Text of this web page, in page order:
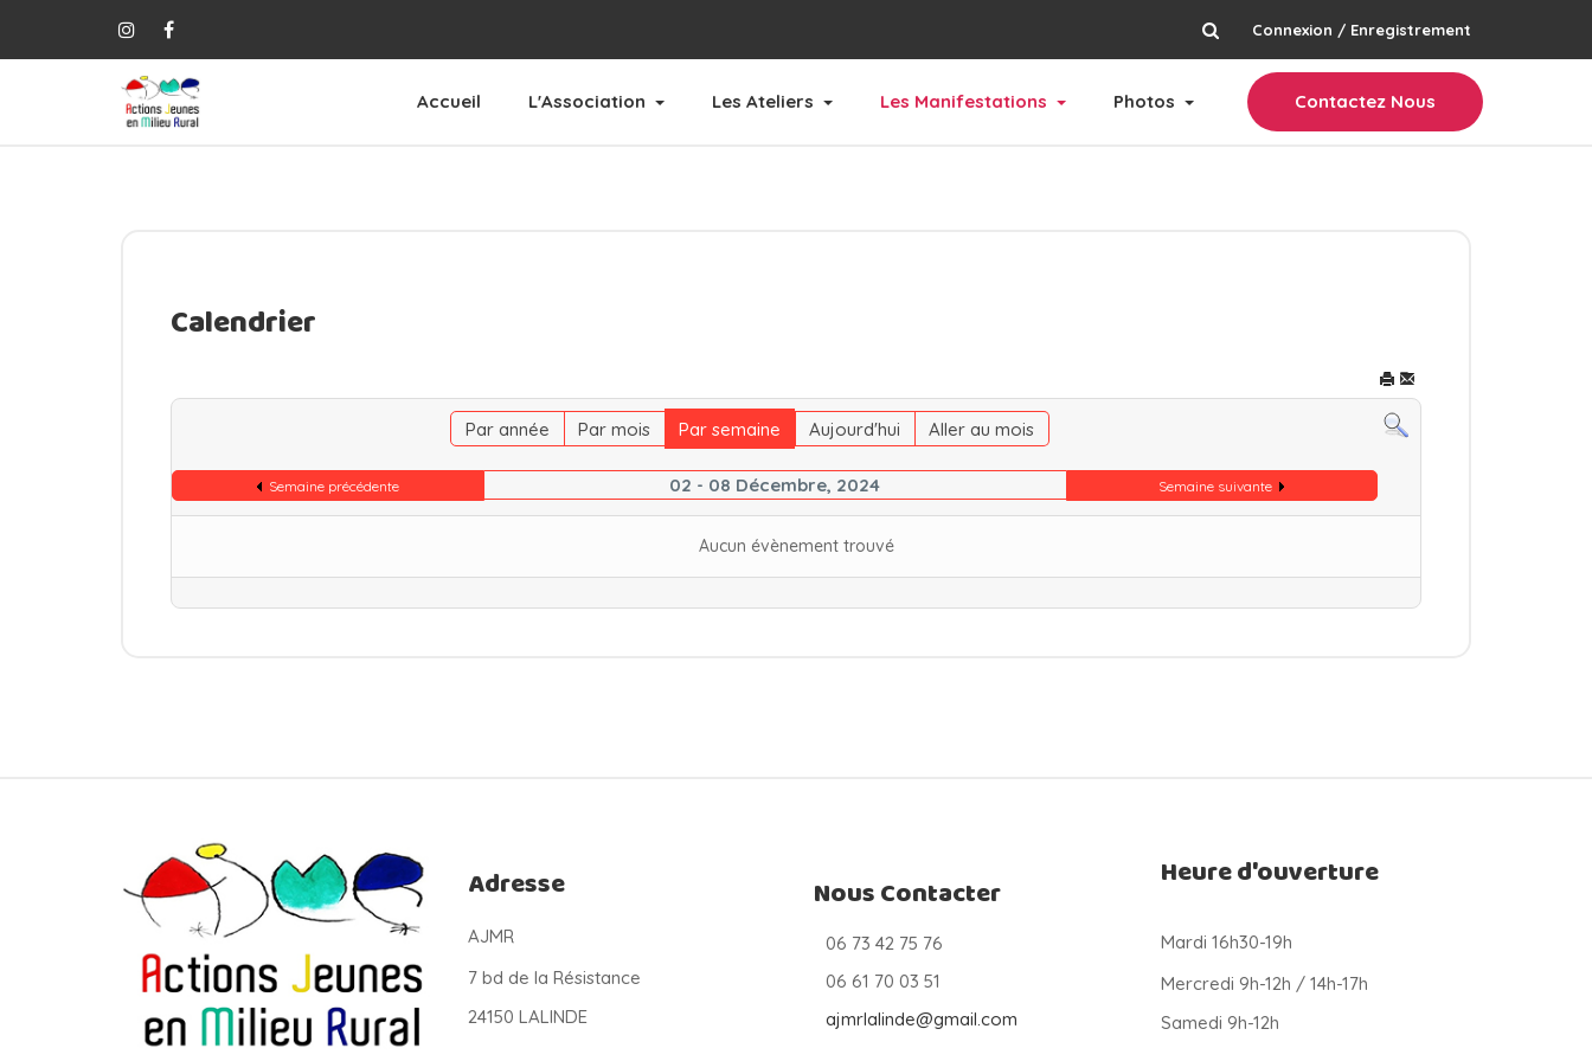
rechercher
Connexion / Enregistrement
Accueil L'Association Les Ateliers Les Manifestations Photos Contactez Nous
Calendrier
Par année Par mois Par semaine Aujourd'hui Aller au mois
Semaine précédente 02 - 08 Décembre, 2024 Semaine suivante
Aucun évènement trouvé
Adresse
AJMR
7 bd de la Résistance
24150 LALINDE
Nous Contacter
06 73 42 75 76
06 61 70 03 51
ajmrlalinde@gmail.com
Heure d'ouverture
Mardi 16h30-19h
Mercredi 9h-12h / 14h-17h
Samedi 9h-12h